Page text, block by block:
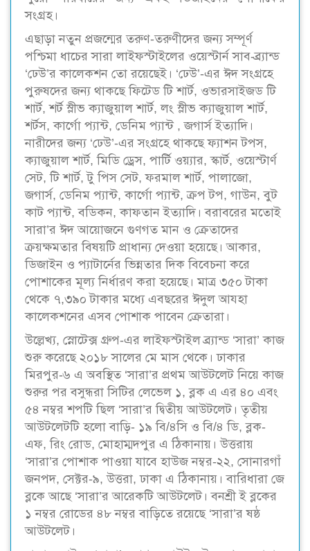
সংগ্রহ।
এছাড়া নতুন প্রজন্মের তরুণ-তরুণীদের জন্য সম্পূর্ণ
পশ্চিমা ধাচের সারা লাইফস্টাইলের ওয়েস্টার্ন সাব-ব্র্যান্ড
‘ঢেউ’র কালেকশন তো রয়েছেই। ‘ঢেউ’-এর ঈদ সংগ্রহে
পুরুষদের জন্য থাকছে ফিটেড টি শার্ট, ওভারসাইজড টি
শার্ট, শর্ট স্লীভ ক্যাজুয়াল শার্ট, লং স্লীভ ক্যাজুয়াল শার্ট,
শর্টস, কার্গো প্যান্ট, ডেনিম প্যান্ট , জগার্স ইত্যাদি।
নারীদের জন্য ‘ঢেউ’-এর সংগ্রহে থাকছে ফ্যাশন টপস,
ক্যাজুয়াল শার্ট, মিডি ড্রেস, পার্টি ওয়্যার, স্কার্ট, ওয়েস্টার্ণ
সেট, টি শার্ট, টু পিস সেট, ফরমাল শার্ট, পালাজো,
জগার্স, ডেনিম প্যান্ট, কার্গো প্যান্ট, ক্রপ টপ, গাউন, বুট
কাট প্যান্ট, বডিকন, কাফতান ইত্যাদি। বরাবরের মতোই
সারা’র ঈদ আয়োজনে গুণগত মান ও ক্রেতাদের
ক্রয়ক্ষমতার বিষয়টি প্রাধান্য দেওয়া হয়েছে। আকার,
ডিজাইন ও প্যাটার্নের ভিন্নতার দিক বিবেচনা করে
পোশাকের মূল্য নির্ধারণ করা হয়েছে। মাত্র ৩৫০ টাকা
থেকে ৭,৩৯০ টাকার মধ্যে এবছরের ঈদুল আযহা
কালেকশনের এসব পোশাক পাবেন ক্রেতারা।
উল্লেখ্য, স্নোটেক্স গ্রুপ-এর লাইফস্টাইল ব্র্যান্ড ‘সারা’ কাজ
শুরু করেছে ২০১৮ সালের মে মাস থেকে। ঢাকার
মিরপুর-৬ এ অবস্থিত ‘সারা’র প্রথম আউটলেট নিয়ে কাজ
শুরুর পর বসুন্ধরা সিটির লেভেল ১, ব্লক এ এর ৪০ এবং
৫৪ নম্বর শপটি ছিল ‘সারা’র দ্বিতীয় আউটলেট। তৃতীয়
আউটলেটটি হলো বাড়ি- ১৯ বি/৪সি ও বি/৪ ডি, ব্লক-
এফ, রিং রোড, মোহাম্মদপুর এ ঠিকানায়। উত্তরায়
‘সারা’র পোশাক পাওয়া যাবে হাউজ নম্বর-২২, সোনারগাঁ
জনপদ, সেক্টর-৯, উত্তরা, ঢাকা এ ঠিকানায়। বারিধারা জে
ব্লকে আছে ‘সারা’র আরেকটি আউটলেট। বনশ্রী ই ব্লকের
১ নম্বর রোডের ৪৮ নম্বর বাড়িতে রয়েছে ‘সারা’র ষষ্ঠ
আউটলেট।